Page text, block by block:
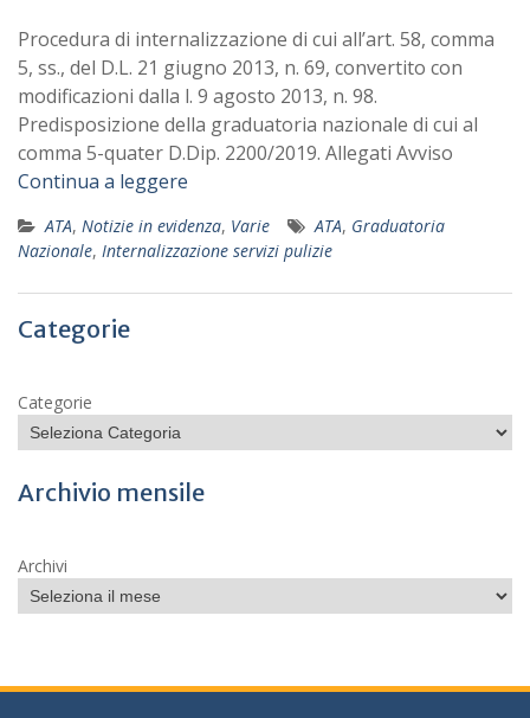
Procedura di internalizzazione di cui all’art. 58, comma
5, ss., del D.L. 21 giugno 2013, n. 69, convertito con
modificazioni dalla l. 9 agosto 2013, n. 98.
Predisposizione della graduatoria nazionale di cui al
comma 5-quater D.Dip. 2200/2019. Allegati Avviso
Continua a leggere
ATA, Notizie in evidenza, Varie ATA, Graduatoria
Nazionale, Internalizzazione servizi pulizie
Categorie
Categorie
Archivio mensile
Archivi